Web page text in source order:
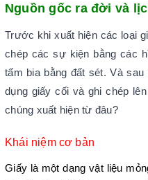
Nguồn gốc ra đời và
Trước khi xuất hiện các loại
chép các sự kiện bằng các
tấm bia bằng đất sét. Và
dụng giấy cối và ghi chép
chúng xuất hiện từ đâu?
Khái niệm cơ bản
Giấy là một dạng vật liệu